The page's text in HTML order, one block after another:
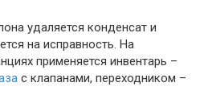
удаляется конденсат и
на исправность. На
применяется инвентарь –
с клапанами, переходником –